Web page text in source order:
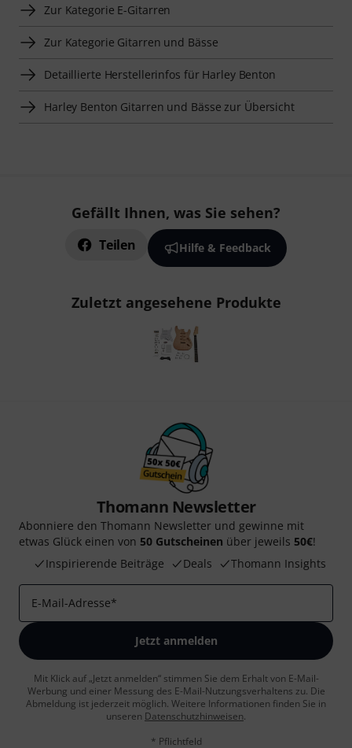
Zur Kategorie E-Gitarren
Zur Kategorie Gitarren und Bässe
Detaillierte Herstellerinfos für Harley Benton
Harley Benton Gitarren und Bässe zur Übersicht
Gefällt Ihnen, was Sie sehen?
Teilen Hilfe & Feedback
Zuletzt angesehene Produkte
Thomann Newsletter
Abonniere den Thomann Newsletter und gewinne mit
etwas Glück einen von 50 Gutscheinen über jeweils 50€!
Inspirierende Beiträge
Deals Thomann Insights
E-Mail-Adresse*
Jetzt anmelden
Mit Klick auf „Jetzt anmelden“ stimmen Sie dem Erhalt von E-Mail-
Werbung und einer Messung des E-Mail-Nutzungsverhaltens zu. Die
Abmeldung ist jederzeit möglich. Weitere Informationen finden Sie in
unseren Datenschutzhinweisen.
* Pflichtfeld